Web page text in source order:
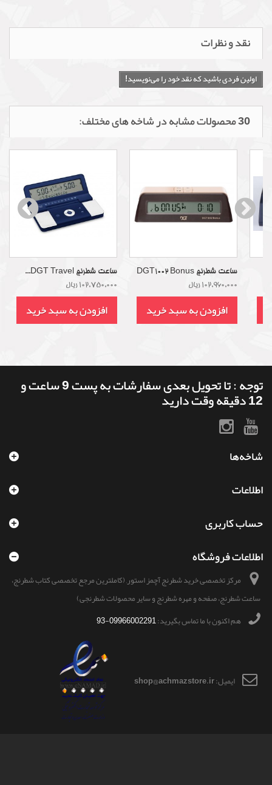
نقد و نظرات
اولین فردی باشید که نقد خود را می‌نویسید!
30 محصولات مشابه در شاخه های مختلف:
ساعت شطرنج DGT Travel...
102,750,000 ریال
افزودن به سبد خرید
ساعت شطرنج DGT1002 Bonus
102,960,000 ریال
افزودن به سبد خرید
توجه : تا تحویل بعدی سفارشات به پست 9 ساعت و
12 دقیقه وقت دارید
شاخه‌ها
اطلاعات
حساب کاربری
اطلاعات فروشگاه
مرکز تخصصی خرید شطرنج آچمز استور, (کاملترین مرجع تخصصی کتاب شطرنج،
ساعت شطرنج، صفحه و مهره شطرنج و سایر محصولات شطرنجی)
هم اکنون با ما تماس بگیرید:09966002291-93
ایمیل:shop@achmazstore.ir